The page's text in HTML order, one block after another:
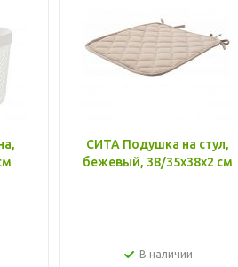
СИТА Подушка на стул,
бежевый, 38/35x38x2 см
В наличии